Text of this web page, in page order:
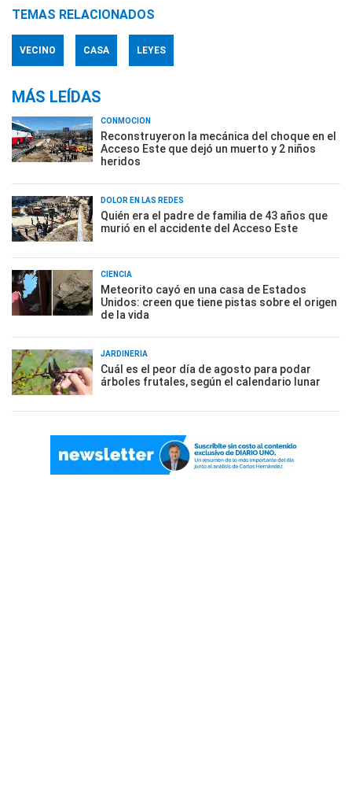
TEMAS RELACIONADOS
VECINO CASA LEYES
MÁS LEÍDAS
CONMOCIÓN
Reconstruyeron la mecánica del choque en el
Acceso Este que dejó un muerto y 2 niños
heridos
DOLOR EN LAS REDES
Quién era el padre de familia de 43 años que
murió en el accidente del Acceso Este
CIENCIA
Meteorito cayó en una casa de Estados
Unidos: creen que tiene pistas sobre el origen
de la vida
JARDINERÍA
Cuál es el peor día de agosto para podar
árboles frutales, según el calendario lunar